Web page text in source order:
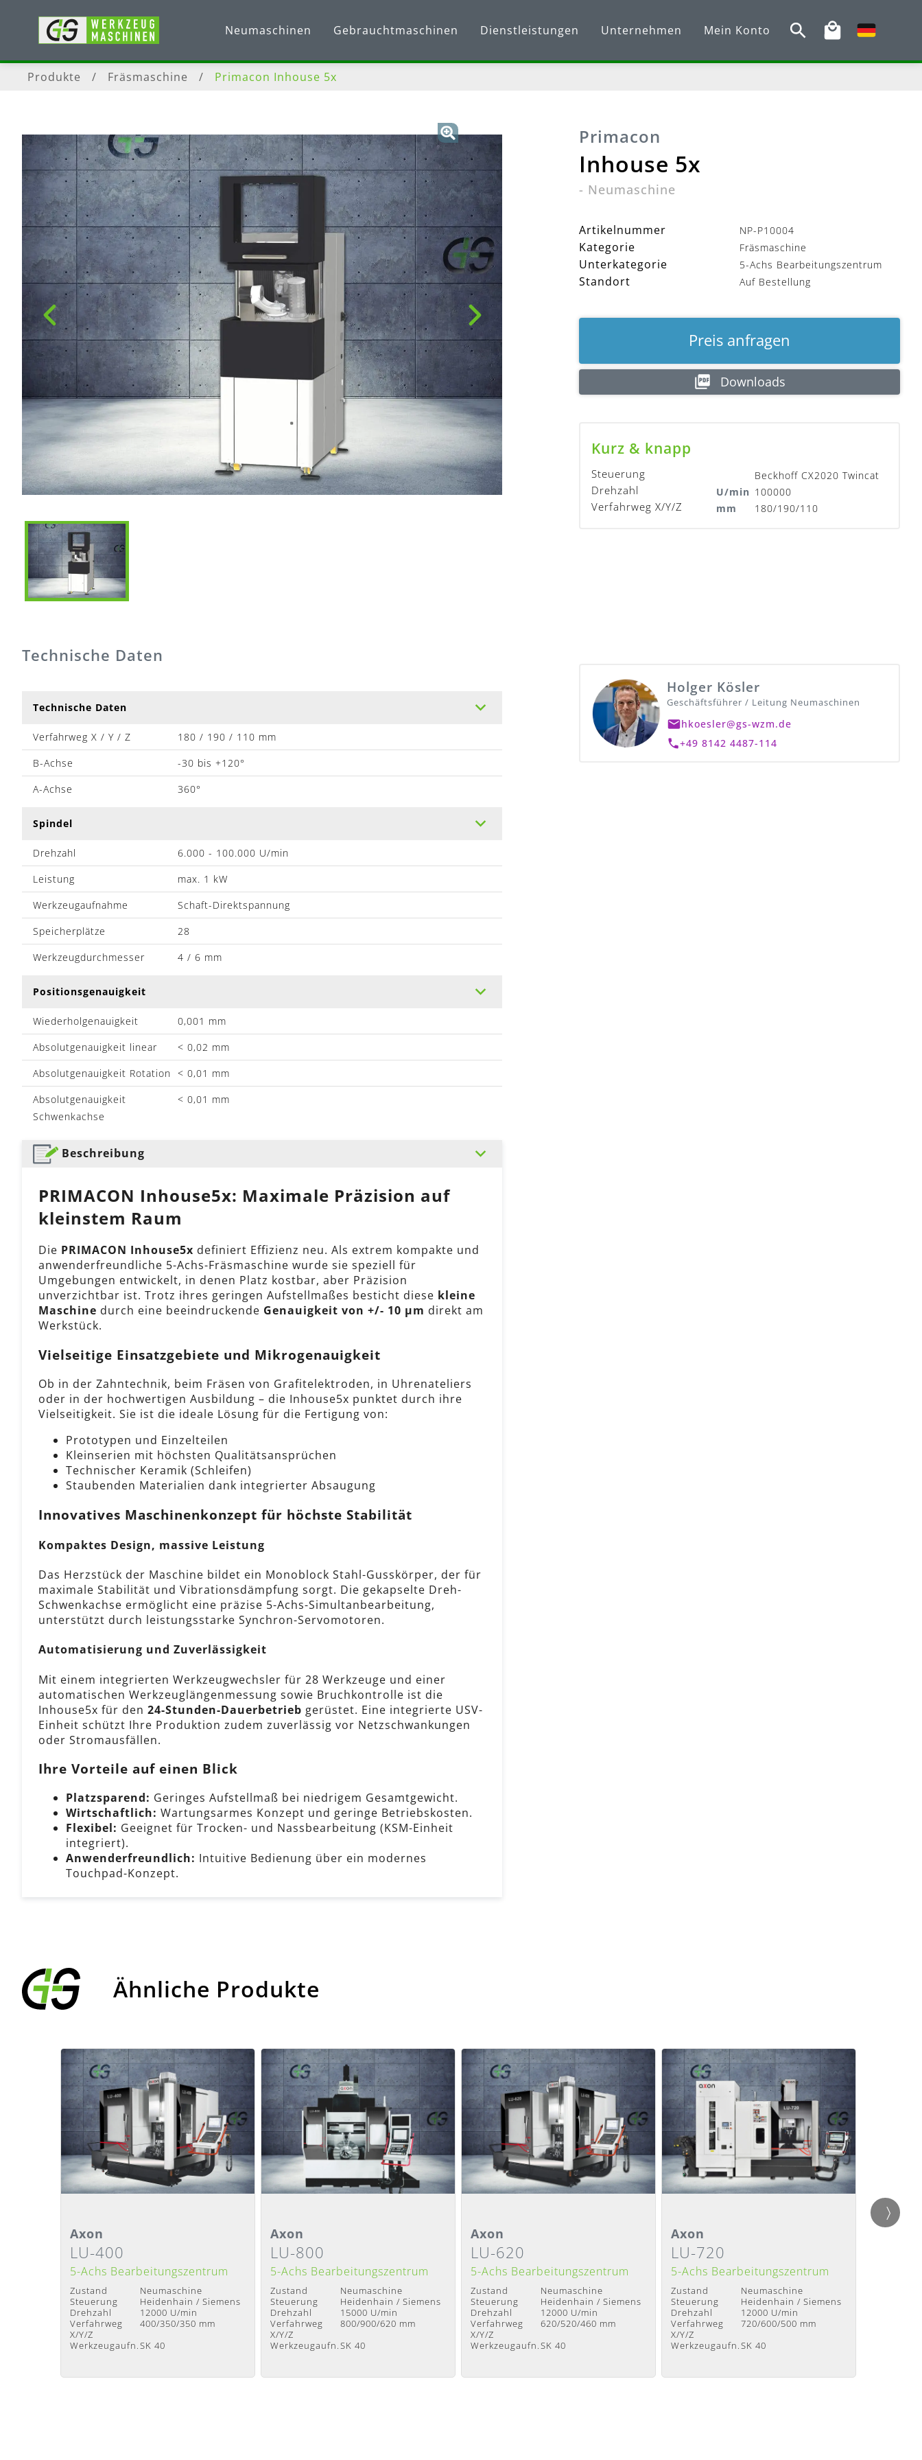
Neumaschinen Gebrauchtmaschinen Dienstleistungen Unternehmen Mein Konto
Produkte / Fräsmaschine / Primacon Inhouse 5x
Primacon
Inhouse 5x
- Neumaschine
Artikelnummer NP-P10004
Kategorie Fräsmaschine
Unterkategorie 5-Achs Bearbeitungszentrum
Standort Auf Bestellung
Preis anfragen
Downloads
Kurz & knapp
Steuerung Beckhoff CX2020 Twincat
Drehzahl U/min 100000
Verfahrweg X/Y/Z mm 180/190/110
Technische Daten
Technische Daten
Verfahrweg X / Y / Z
180 / 190 / 110 mm
B-Achse
-30 bis +120°
A-Achse
360°
Spindel
Drehzahl
6.000 - 100.000 U/min
Leistung
max. 1 kW
Werkzeugaufnahme
Schaft-Direktspannung
Speicherplätze
28
Werkzeugdurchmesser
4 / 6 mm
Positionsgenauigkeit
Wiederholgenauigkeit
0,001 mm
Absolutgenauigkeit linear
< 0,02 mm
Absolutgenauigkeit Rotation < 0,01 mm
Absolutgenauigkeit
Schwenkachse
< 0,01 mm
Beschreibung
PRIMACON Inhouse5x: Maximale Präzision auf
kleinstem Raum
Die PRIMACON Inhouse5x definiert Effizienz neu. Als extrem kompakte und
anwenderfreundliche 5-Achs-Fräsmaschine wurde sie speziell für
Umgebungen entwickelt, in denen Platz kostbar, aber Präzision
unverzichtbar ist. Trotz ihres geringen Aufstellmaßes besticht diese kleine
Maschine durch eine beeindruckende Genauigkeit von +/- 10 μm direkt am
Werkstück.
Vielseitige Einsatzgebiete und Mikrogenauigkeit
Ob in der Zahntechnik, beim Fräsen von Grafitelektroden, in Uhrenateliers
oder in der hochwertigen Ausbildung – die Inhouse5x punktet durch ihre
Vielseitigkeit. Sie ist die ideale Lösung für die Fertigung von:
Prototypen und Einzelteilen
Kleinserien mit höchsten Qualitätsansprüchen
Technischer Keramik (Schleifen)
Staubenden Materialien dank integrierter Absaugung
Innovatives Maschinenkonzept für höchste Stabilität
Kompaktes Design, massive Leistung
Das Herzstück der Maschine bildet ein Monoblock Stahl-Gusskörper, der für
maximale Stabilität und Vibrationsdämpfung sorgt. Die gekapselte Dreh-
Schwenkachse ermöglicht eine präzise 5-Achs-Simultanbearbeitung,
unterstützt durch leistungsstarke Synchron-Servomotoren.
Automatisierung und Zuverlässigkeit
Mit einem integrierten Werkzeugwechsler für 28 Werkzeuge und einer
automatischen Werkzeuglängenmessung sowie Bruchkontrolle ist die
Inhouse5x für den 24-Stunden-Dauerbetrieb gerüstet. Eine integrierte USV-
Einheit schützt Ihre Produktion zudem zuverlässig vor Netzschwankungen
oder Stromausfällen.
Ihre Vorteile auf einen Blick
Platzsparend: Geringes Aufstellmaß bei niedrigem Gesamtgewicht.
Wirtschaftlich: Wartungsarmes Konzept und geringe Betriebskosten.
Flexibel: Geeignet für Trocken- und Nassbearbeitung (KSM-Einheit
integriert).
Anwenderfreundlich: Intuitive Bedienung über ein modernes
Touchpad-Konzept.
Holger Kösler
Geschäftsführer / Leitung Neumaschinen
hkoesler@gs-wzm.de
+49 8142 4487-114
Ähnliche Produkte
Detailansicht
Lieferzeit: Nach Absprache
Axon
LU-400
5-Achs Bearbeitungszentrum
Zustand
Neumaschine
Steuerung
Heidenhain / Siemens
Drehzahl
12000 U/min
Verfahrweg
X/Y/Z
400/350/350 mm
Werkzeugaufn.SK 40
Detailansicht
Lieferzeit: Nach Absprache
Axon
LU-800
5-Achs Bearbeitungszentrum
Zustand
Neumaschine
Steuerung
Heidenhain / Siemens
Drehzahl
15000 U/min
Verfahrweg
X/Y/Z
800/900/620 mm
Werkzeugaufn.SK 40
Detailansicht
Lieferzeit : Nach Absprache
Axon
LU-620
5-Achs Bearbeitungszentrum
Zustand
Neumaschine
Steuerung
Heidenhain / Siemens
Drehzahl
12000 U/min
Verfahrweg
X/Y/Z
620/520/460 mm
Werkzeugaufn.SK 40
Detailansicht
Lieferzeit : Nach Absprache
Axon
LU-720
5-Achs Bearbeitungszentrum
Zustand
Neumaschine
Steuerung
Heidenhain / Siemens
Drehzahl
12000 U/min
Verfahrweg
X/Y/Z
720/600/500 mm
Werkzeugaufn.SK 40